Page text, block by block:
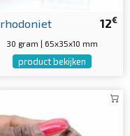
12€
rhodoniet
30 gram | 65x35x10 mm
product bekijken